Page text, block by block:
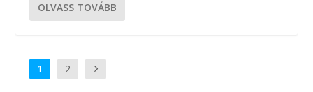
OLVASS TOVÁBB
1 2